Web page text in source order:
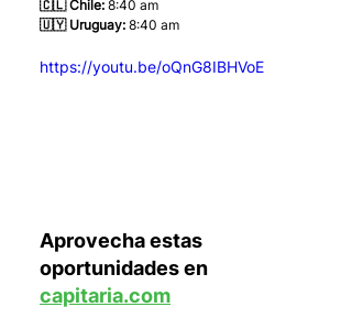
🇨🇱 Chile: 8:40 am
🇺🇾 Uruguay: 8:40 am
https://youtu.be/oQnG8IBHVoE
Aprovecha estas
oportunidades en
capitaria.com